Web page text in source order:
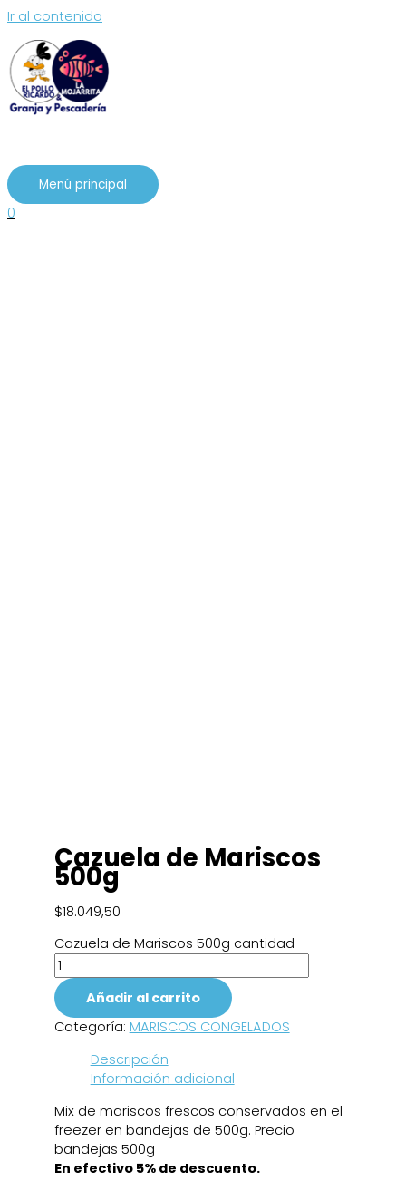
Ir al contenido
Menú principal
0
Cazuela de Mariscos
500g
$18.049,50
Cazuela de Mariscos 500g cantidad
Añadir al carrito
Categoría: MARISCOS CONGELADOS
Descripción
Información adicional
Mix de mariscos frescos conservados en el
freezer en bandejas de 500g. Precio
bandejas 500g
En efectivo 5% de descuento.